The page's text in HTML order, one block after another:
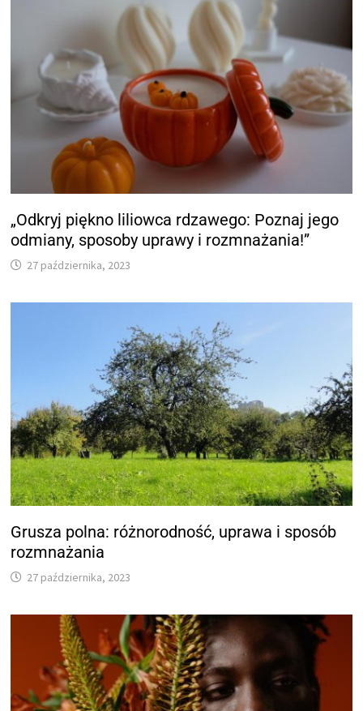
„Odkryj piękno liliowca rdzawego: Poznaj jego
odmiany, sposoby uprawy i rozmnażania!”
27 października, 2023
Grusza polna: różnorodność, uprawa i sposób
rozmnażania
27 października, 2023